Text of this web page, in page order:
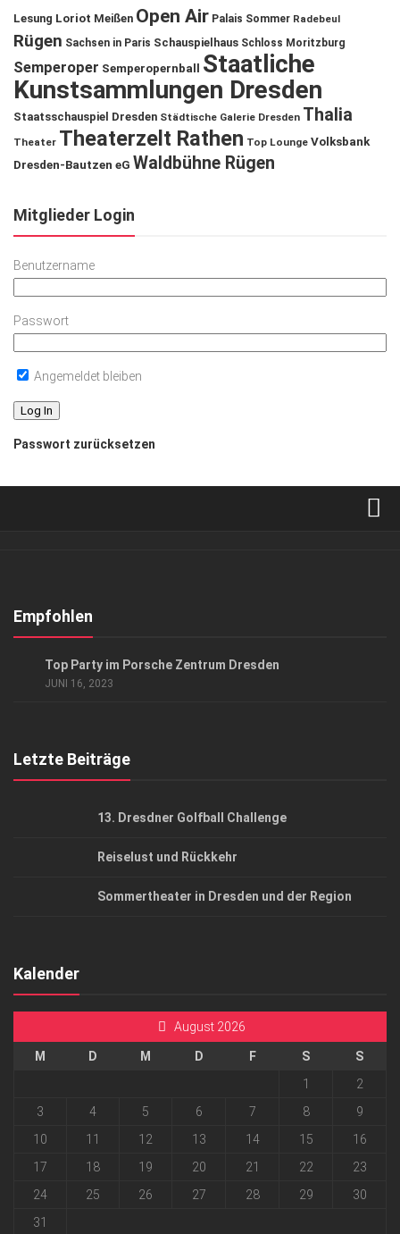
Lesung Loriot Meißen Open Air Palais Sommer Radebeul
Rügen Sachsen in Paris Schauspielhaus Schloss Moritzburg
Semperoper Semperopernball
Staatliche
Kunstsammlungen Dresden
Staatsschauspiel Dresden Städtische Galerie Dresden Thalia
Theater Theaterzelt Rathen Top Lounge Volksbank
Dresden-Bautzen eG Waldbühne Rügen
Mitglieder Login
Benutzername
Passwort
Angemeldet bleiben
Passwort zurücksetzen
Kontakt, Impressum
Empfohlen
Top Party im Porsche Zentrum Dresden
JUNI 16, 2023
Letzte Beiträge
13. Dresdner Golfball Challenge
Reiselust und Rückkehr
Sommertheater in Dresden und der Region
Kalender
August 2026
M D M D F S
S
1
2
3
4 5 6 7 8
9
10
11 12 13 14 15
16
17
18 19 20 21 22
23
24
25 26 27 28 29
30
31